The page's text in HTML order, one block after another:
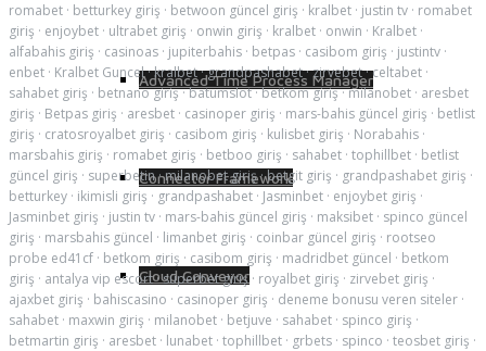
Advanced Time Process Manager
Connector Framework
Cloud Conveyor
romabet · betturkey giriş · betwoon güncel giriş · kralbet · justin tv · romabet
giriş · enjoybet · ultrabet giriş · onwin giriş · kralbet · onwin · Kralbet ·
alfabahis giriş · casinoas · jupiterbahis · betpas · casibom giriş · justintv ·
enbet · Kralbet Guncel·kralbet·grandpashabet·zirvebet·celtabet ·
sahabet giriş · betnano giriş·batumslot·betkom giriş·milanobet · aresbet
giriş · Betpas giriş · aresbet · casinoper giriş · mars-bahis güncel giriş · betlist
giriş · cratosroyalbet giriş · casibom giriş · kulisbet giriş · Norabahis ·
marsbahis giriş · romabet giriş · betboo giriş · sahabet · tophillbet · betlist
güncel giriş · superbetin·milanobet giriş·betgit giriş · grandpashabet giriş ·
betturkey · ikimisli giriş · grandpashabet · Jasminbet · enjoybet giriş ·
Jasminbet giriş · justin tv · mars-bahis güncel giriş · maksibet · spinco güncel
giriş · marsbahis güncel · limanbet giriş · coinbar güncel giriş · rootseo
probe ed41cf · betkom giriş · casibom giriş · madridbet güncel · betkom
giriş · antalya vip escort·süperbet giriş· royalbet giriş · zirvebet giriş ·
ajaxbet giriş · bahiscasino · casinoper giriş · deneme bonusu veren siteler ·
sahabet · maxwin giriş · milanobet · betjuve · sahabet · spinco giriş ·
betmartin giriş · aresbet · lunabet · tophillbet · grbets · spinco · teosbet giriş ·